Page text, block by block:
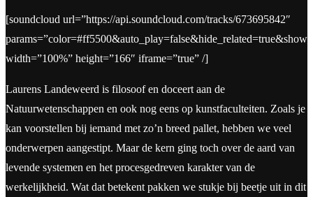
[soundcloud url=”https://api.soundcloud.com/tracks/673695842″
width=”100%” height=”166″ iframe=”true” /]
Laurens Landeweerd is filosoof en doceert aan de
Natuurwetenschappen en ook nog eens op kunstfaculteiten. Zoals je
kan voorstellen bij iemand met zo’n breed pallet, hebben we veel
onderwerpen aangestipt. Maar de kern ging toch over de aard van
levende systemen en het procesgedreven karakter van de
werkelijkheid. Wat dat betekent pakken we stukje bij beetje uit in dit